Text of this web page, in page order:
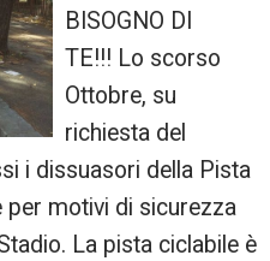
BISOGNO DI
TE!!! Lo scorso
Ottobre, su
richiesta del
i dissuasori della Pista
per motivi di sicurezza
La pista ciclabile è